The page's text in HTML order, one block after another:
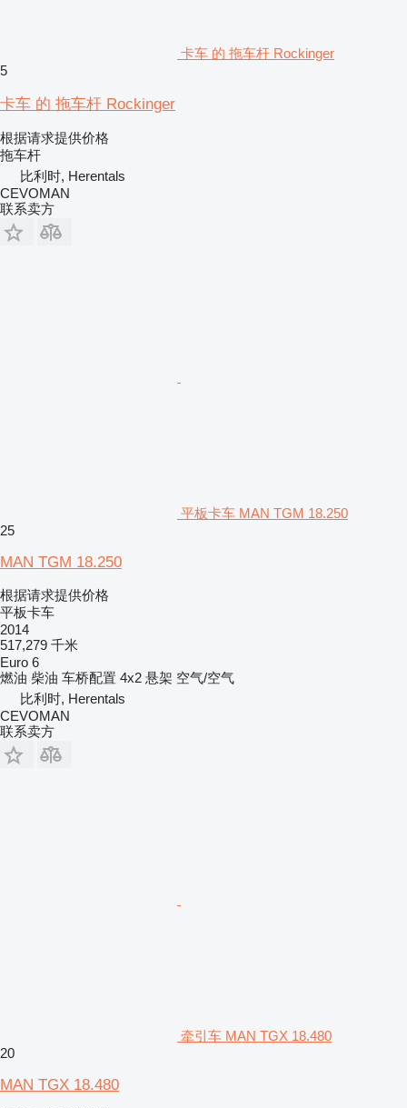
卡车 的 拖车杆 Rockinger
5
卡车 的 拖车杆 Rockinger
根据请求提供价格
拖车杆
比利时, Herentals
CEVOMAN
联系卖方
平板卡车 MAN TGM 18.250
25
MAN TGM 18.250
根据请求提供价格
平板卡车
2014
517,279 千米
Euro 6
燃油 柴油 车桥配置 4x2 悬架 空气/空气
比利时, Herentals
CEVOMAN
联系卖方
牵引车 MAN TGX 18.480
20
MAN TGX 18.480